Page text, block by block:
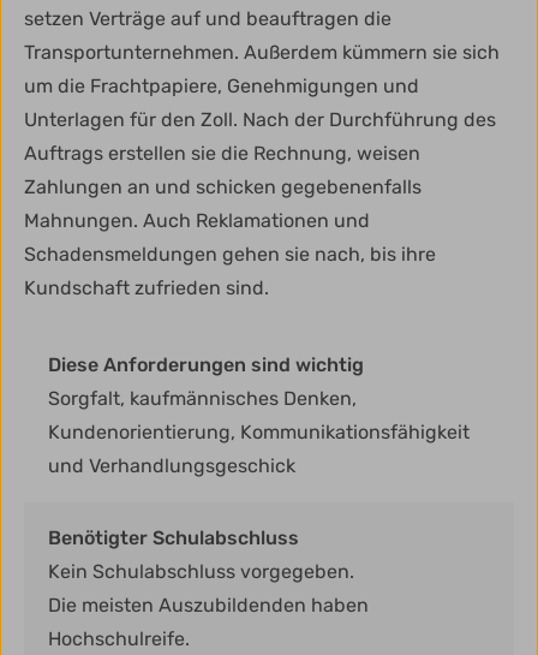
setzen Verträge auf und beauftragen die
Transportunternehmen. Außerdem kümmern sie sich
um die Frachtpapiere, Genehmigungen und
Unterlagen für den Zoll. Nach der Durchführung des
Auftrags erstellen sie die Rechnung, weisen
Zahlungen an und schicken gegebenenfalls
Mahnungen. Auch Reklamationen und
Schadensmeldungen gehen sie nach, bis ihre
Kundschaft zufrieden sind.
Diese Anforderungen sind wichtig
Sorgfalt, kaufmännisches Denken,
Kundenorientierung, Kommunikationsfähigkeit
und Verhandlungsgeschick
Benötigter Schulabschluss
Kein Schulabschluss vorgegeben.
Die meisten Auszubildenden haben
Hochschulreife.